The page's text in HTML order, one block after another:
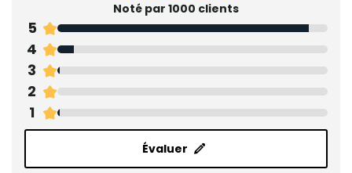
Noté par 1000 clients
5
4
3
2
1
Évaluer